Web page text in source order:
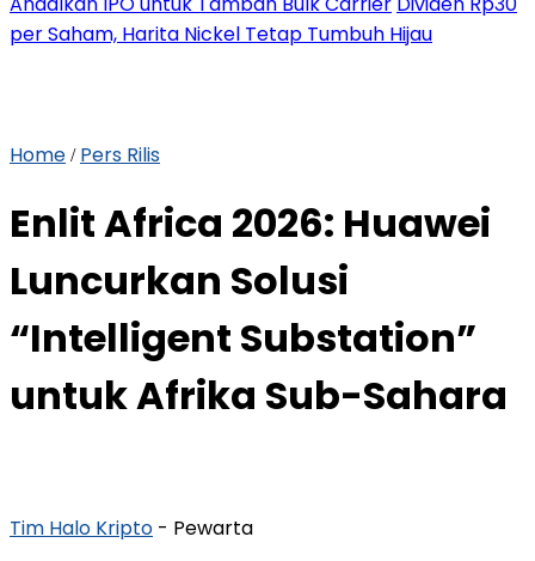
per Saham, Harita Nickel Tetap Tumbuh Hijau
Home / Pers Rilis
Enlit Africa 2026: Huawei
Luncurkan Solusi
“Intelligent Substation”
untuk Afrika Sub-Sahara
Tim Halo Kripto - Pewarta